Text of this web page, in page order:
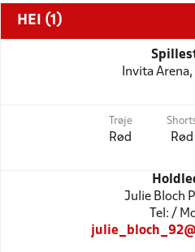
HEI (1)
Invita
Trøje
Rød Rød
Julie Bloch
Tel: /